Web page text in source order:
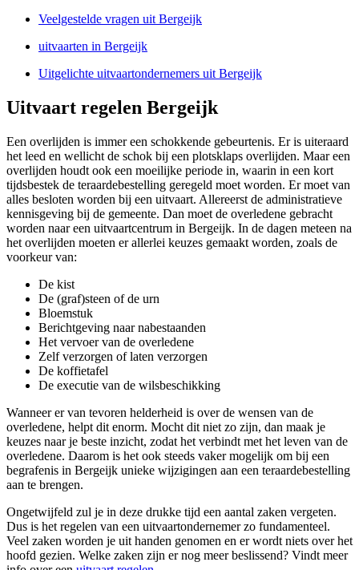
Veelgestelde vragen uit Bergeijk
uitvaarten in Bergeijk
Uitgelichte uitvaartondernemers uit Bergeijk
Uitvaart regelen Bergeijk
Een overlijden is immer een schokkende gebeurtenis. Er is uiteraard
het leed en wellicht de schok bij een plotsklaps overlijden. Maar een
overlijden houdt ook een moeilijke periode in, waarin in een kort
tijdsbestek de teraardebestelling geregeld moet worden. Er moet van
alles besloten worden bij een uitvaart. Allereerst de administratieve
kennisgeving bij de gemeente. Dan moet de overledene gebracht
worden naar een uitvaartcentrum in Bergeijk. In de dagen meteen na
het overlijden moeten er allerlei keuzes gemaakt worden, zoals de
voorkeur van:
De kist
De (graf)steen of de urn
Bloemstuk
Berichtgeving naar nabestaanden
Het vervoer van de overledene
Zelf verzorgen of laten verzorgen
De koffietafel
De executie van de wilsbeschikking
Wanneer er van tevoren helderheid is over de wensen van de
overledene, helpt dit enorm. Mocht dit niet zo zijn, dan maak je
keuzes naar je beste inzicht, zodat het verbindt met het leven van de
overledene. Daarom is het ook steeds vaker mogelijk om bij een
begrafenis in Bergeijk unieke wijzigingen aan een teraardebestelling
aan te brengen.
Ongetwijfeld zul je in deze drukke tijd een aantal zaken vergeten.
Dus is het regelen van een uitvaartondernemer zo fundamenteel.
Veel zaken worden je uit handen genomen en er wordt niets over het
hoofd gezien. Welke zaken zijn er nog meer beslissend? Vindt meer